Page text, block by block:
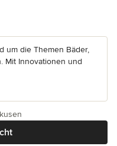
5 Sternen
um die Themen Bäder,
Mit Innovationen und